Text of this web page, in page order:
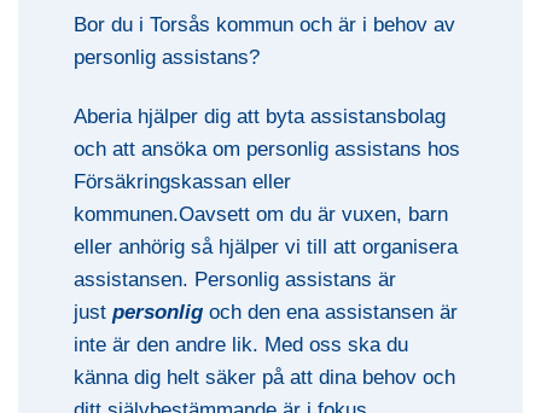
Bor du i Torsås kommun och är i behov av
personlig assistans?
Aberia hjälper dig att byta assistansbolag
och att ansöka om personlig assistans hos
Försäkringskassan eller
kommunen.Oavsett om du är vuxen, barn
eller anhörig så hjälper vi till att organisera
assistansen. Personlig assistans är
justpersonligoch den ena assistansen är
inte är den andre lik. Med oss ska du
känna dig helt säker på att dina behov och